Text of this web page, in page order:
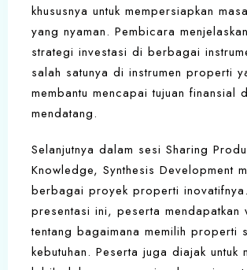
khususnya untuk mempersiapkan
yang nyaman. Pembicara
strategi investasi di berbagai
salah satunya di instrumen properti
membantu mencapai tujuan finansial
mendatang.
Selanjutnya dalam sesi Sharing
Knowledge, Synthesis Development
berbagai proyek properti
presentasi ini, peserta mendapatkan
tentang bagaimana memilih properti
kebutuhan. Peserta juga diajak untuk